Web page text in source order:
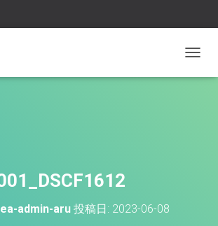
ビ
admin-aru 投稿日: 2023-06-08